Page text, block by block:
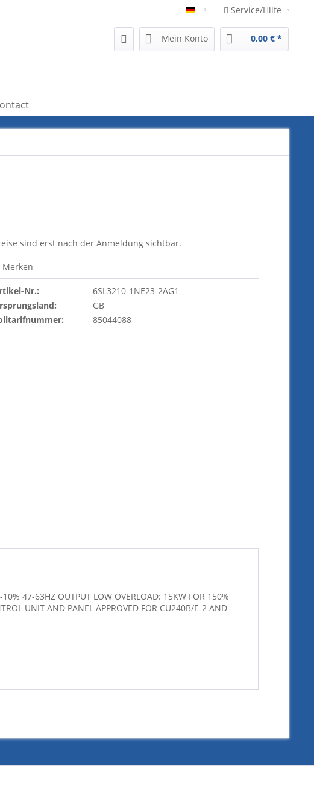
German Service/Hilfe
Mein Konto 0,00 € *
sind erst nach der Anmeldung sichtbar.
Merken
Nr.:
6SL3210-1NE23-2AG1
GB
85044088
47-63HZ OUTPUT LOW OVERLOAD: 15KW FOR 150%
UNIT AND PANEL APPROVED FOR CU240B/E-2 AND